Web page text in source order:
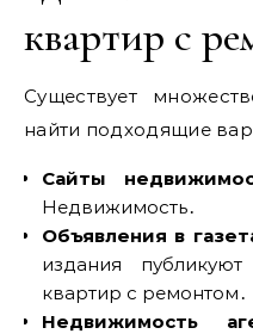
квартир с
Существует
найти подходящие
Сайты
Недвижимость․
Объявления в
издания
квартир с ремонтом․
Недвижимость